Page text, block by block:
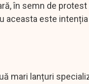
în semn de
aceasta este
mari lanțuri